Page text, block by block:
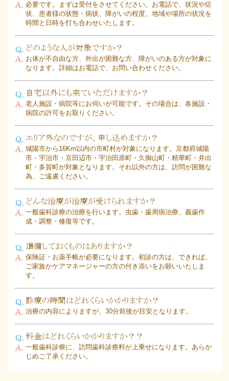
必要です。まずは受付をさせてください。お電話で、状況や症
状、患者様の状態・病状、障がいの程度、地域や場所の状況を
時間と日時を打ち合わせいたします。
どのような人が対象ですか？
お体が不自由な方、外出が困難な方、障がいのある方が対象に
なります。詳細はお電話で、お問い合わせください。
自宅以外にも来ていただけますか？
老人施設・病院等にお伺いが可能です。その場合は、各施設・
病院の許可をお取りください。
エリア外なのですが、申し込めますか？
城陽市から16Km以内の市町村が対象になります。京都府城陽
市・宇治市・京田辺市・宇治田原町・久御山町・精華町・井出
町・多賀町が対象となります。それ以外の方は、訪問が困難な
為、ご遠慮ください。
どんな治療が治療が受けられますか？
一般歯科診療の治療を行います。虫歯・歯周病治療、義歯作
成・調整・修復等です。
準備しておくものはありますか？
保険証・お薬手帳が必要になります。初診の方は、できれば、
ご家族かケアマネージャーの方の付き添いをお願いいたしま
す。
診療の時間はどれくらいかかりますか？
治療の内容によりますが、30分前後が目安となります。
料金はどれくらいかかりますか？？
一般歯科診療に、訪問歯科診療料が上乗せになります。あらか
じめご了承ください。